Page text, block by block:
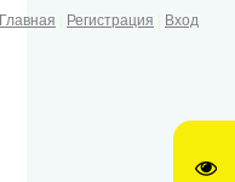
Главная Регистрация Вход